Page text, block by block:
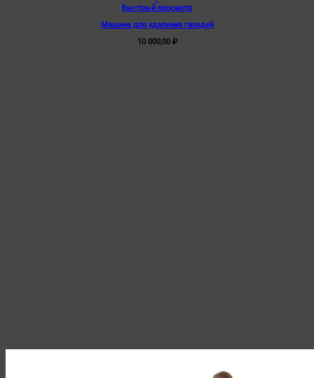
Быстрый просмотр
Машина для удаления гвоздей
10 000,00 ₽